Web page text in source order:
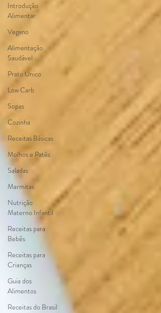
Introdução
Alimentar
Vegano
Alimentação
Saudável
Prato Único
Low Carb
Sopas
Cozinha
Receitas Básicas
Molhos e Patês
Saladas
Marmitas
Nutrição
Materno Infantil
Receitas para
Bebês
Receitas para
Crianças
Guia dos
Alimentos
Receitas do Brasil